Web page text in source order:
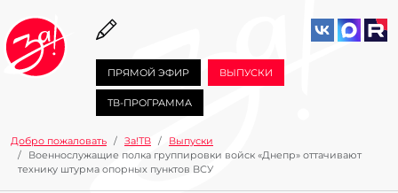
ПРЯМОЙ ЭФИР ВЫПУСКИ
ТВ-ПРОГРАММА
Добро пожаловать За!ТВ
Выпуски
Военнослужащие полка группировки войск «Днепр» оттачивают
технику штурма опорных пунктов ВСУ